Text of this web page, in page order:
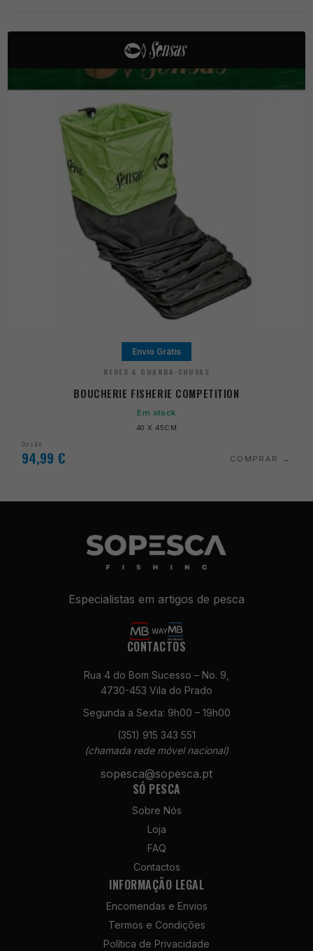
Envio Grátis
REDES & GUARDA-CHUVAS
BOUCHERIE FISHERIE COMPETITION
Em stock
40 X 45CM
Desde
94,99 € COMPRAR
Especialistas em artigos de pesca
CONTACTOS
Rua 4 do Bom Sucesso – No. 9,
4730-453 Vila do Prado
Segunda a Sexta: 9h00 – 19h00
(351) 915 343 551
(chamada rede móvel nacional)
sopesca@sopesca.pt
SÓ PESCA
Sobre Nós
Loja
FAQ
Contactos
INFORMAÇÃO LEGAL
Encomendas e Envios
Termos e Condições
Política de Privacidade
Necessários
não são
opcionais. São
para o
Estatísticas
Para que
possamos
melhorar a
funcionalidade